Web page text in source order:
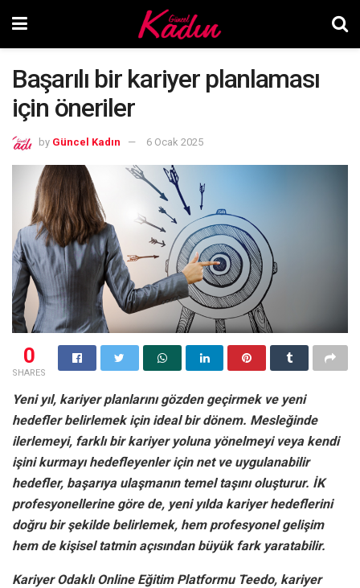
Başarılı bir kariyer planlaması
için öneriler
by Güncel Kadın 6 Ocak 2025
0
SHARES
Yeni yıl, kariyer planlarını gözden geçirmek ve yeni
hedefler belirlemek için ideal bir dönem. Mesleğinde
ilerlemeyi, farklı bir kariyer yoluna yönelmeyi veya kendi
işini kurmayı hedefleyenler için net ve uygulanabilir
hedefler, başarıya ulaşmanın temel taşını oluşturur. İK
profesyonellerine göre de, yeni yılda kariyer hedeflerini
doğru bir şekilde belirlemek, hem profesyonel gelişim
hem de kişisel tatmin açısından büyük fark yaratabilir.
Kariyer Odaklı Online Eğitim Platformu Teedo, kariyer